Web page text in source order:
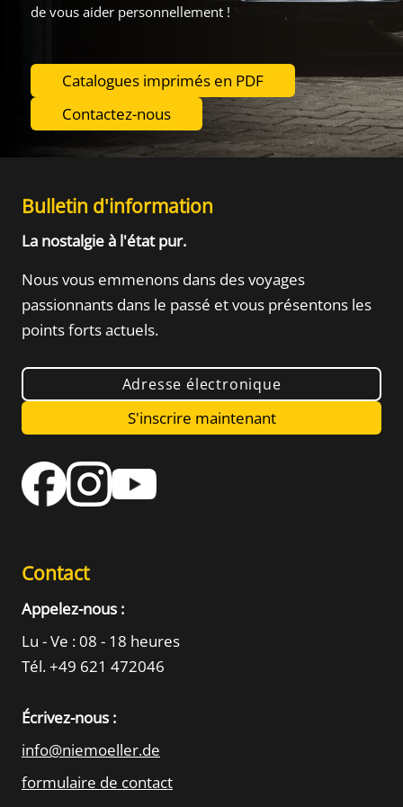
de vous aider personnellement !
Catalogues imprimés en PDF
Contactez-nous
Bulletin d'information
La nostalgie à l'état pur.
Nous vous emmenons dans des voyages
passionnants dans le passé et vous présentons les
points forts actuels.
Adresse électronique
S'inscrire maintenant
Contact
Appelez-nous :
Lu - Ve : 08 - 18 heures
Tél. +49 621 472046
Écrivez-nous :
info@niemoeller.de
formulaire de contact